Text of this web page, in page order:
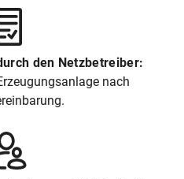
den Netzbetreiber:
nach